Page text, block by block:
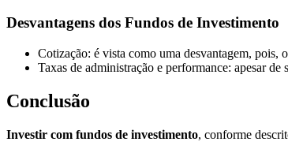
Desvantagens dos Fundos de Investimento
Cotização: é vista como uma desvantagem, pois,
Taxas de administração e performance: apesar de
Conclusão
Investir com fundos de investimento, conforme